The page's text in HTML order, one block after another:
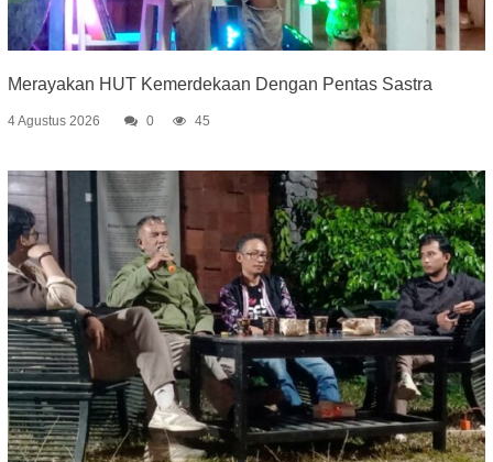
Merayakan HUT Kemerdekaan Dengan Pentas Sastra
4 Agustus 2026 0 45